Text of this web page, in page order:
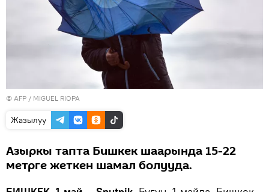
© AFP / MIGUEL RIOPA
Жазылуу
Азыркы тапта Бишкек шаарында 15-22
метрге жеткен шамал болууда.